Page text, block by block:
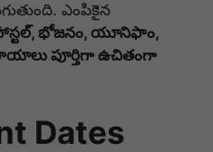
ఎంపికైన
హాస్టల్, భోజనం, యూనిఫాం,
పూర్తిగా ఉచితంగా
Dates